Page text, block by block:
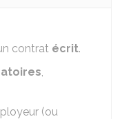
contrat écrit.
,
(ou